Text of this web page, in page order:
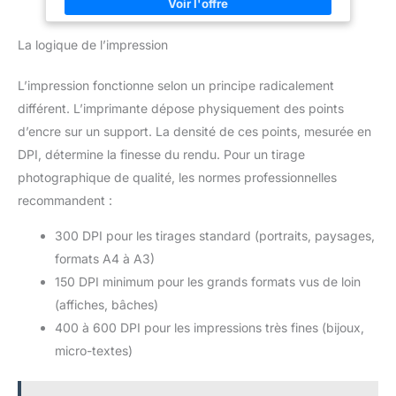
réaction de chaque opération, taux de rafraîchissement élevé
de 180hz(VGA jusqu’à 60 Hz, HDMI jusqu’à 180 Hz), l'image
une vitesse de réponse gtg de 1ms, élimine les traînées
votre contrôle 【Écran à faible lumière bleue et non scintillant】
réaliser un écran non Flash haute brosse, après avoir activé le
bleue à ondes courtes, l'utilisation prolongée de l'œil reste
confortable. 【Technologie FreeSync】Les écrans de jeu
prenant en charge la technologie FreeSync minimisent la
latence d'entrée et réduisent ou éliminent complètement le flou
【Service après-vente】Nous fournissons un service après-
l'utilisation du moniteur, n'hésitez pas à communiquer avec
nous.
La logique de l’impression
L’impression fonctionne selon un principe radicalement
différent. L’imprimante dépose physiquement des points
d’encre sur un support. La densité de ces points, mesurée en
DPI, détermine la finesse du rendu. Pour un tirage
photographique de qualité, les normes professionnelles
recommandent :
300 DPI pour les tirages standard (portraits, paysages,
formats A4 à A3)
150 DPI minimum pour les grands formats vus de loin
(affiches, bâches)
400 à 600 DPI pour les impressions très fines (bijoux,
micro-textes)